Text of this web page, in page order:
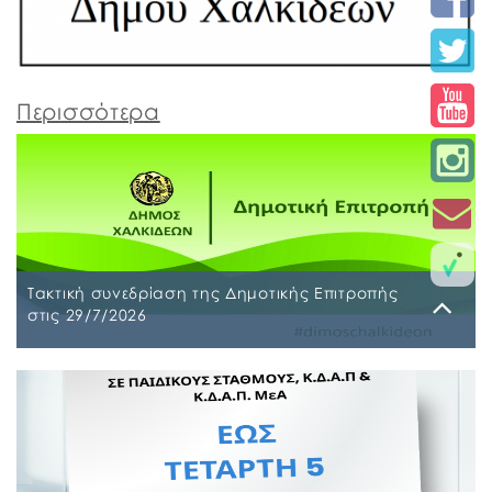
Περισσότερα
Τακτική συνεδρίαση της Δημοτικής Επιτροπής
στις 29/7/2026
Τακτική συνεδρίαση της Δημοτικής Επιτροπής θα
διεξαχθεί στο Δημοτικό Κατάστημα επί των οδών
Ληλαντίων και Μεγασθένους 34, την Τετάρτη 29
Ιουλίου 2026 και ώρα 10:00 π.μ., για συζήτηση και